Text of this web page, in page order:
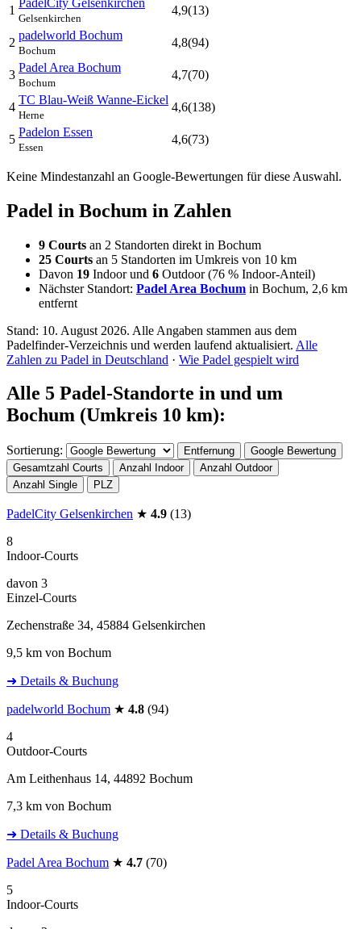
1
Gelsenkirchen
4,9(13)
2
padelworld Bochum
Bochum
4,8(94)
3
Padel Area Bochum
Bochum
4,7(70)
4
TC Blau-Weiß Wanne-Eickel
Herne
4,6(138)
5
Padelon Essen
Essen
4,6(73)
Keine Mindestanzahl an Google-Bewertungen für diese Auswahl.
Padel in Bochum in Zahlen
9 Courts an 2 Standorten direkt in Bochum
25 Courts an 5 Standorten im Umkreis von 10 km
Davon 19 Indoor und 6 Outdoor (76 % Indoor-Anteil)
Nächster Standort: Padel Area Bochum in Bochum, 2,6 km
entfernt
Stand: 10. August 2026. Alle Angaben stammen aus dem
Padelfinder-Verzeichnis und werden laufend aktualisiert. Alle
Zahlen zu Padel in Deutschland · Wie Padel gespielt wird
Alle 5 Padel-Standorte in und um
Bochum (Umkreis 10 km):
Sortierung: Entfernung
Google Bewertung
Gesamtzahl Courts
Anzahl Indoor
Anzahl Outdoor
Anzahl Single
PLZ
PadelCity Gelsenkirchen ★ 4.9 (13)
8
Indoor-Courts
davon 3
Einzel-Courts
Zechenstraße 34, 45884 Gelsenkirchen
9,5 km von Bochum
➜ Details & Buchung
padelworld Bochum ★ 4.8 (94)
4
Outdoor-Courts
Am Leithenhaus 14, 44892 Bochum
7,3 km von Bochum
➜ Details & Buchung
Padel Area Bochum ★ 4.7 (70)
5
Indoor-Courts